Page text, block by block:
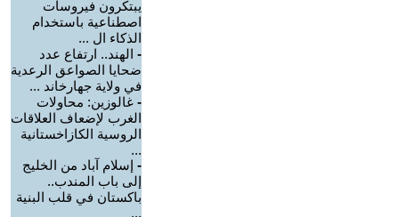
يبتكرون فيروسات
اصطناعية باستخدام
الذكاء ال ...
- الهند.. ارتفاع عدد
ضحايا الصواعق الرعدية
في ولاية جهارخاند ...
- غالوزين: محاولات
الغرب لإضعاف العلاقات
الروسية الكازاخستانية
...
- إسلام آباد من الخليج
إلى باب المندب..
باكستان في قلب البنية
...